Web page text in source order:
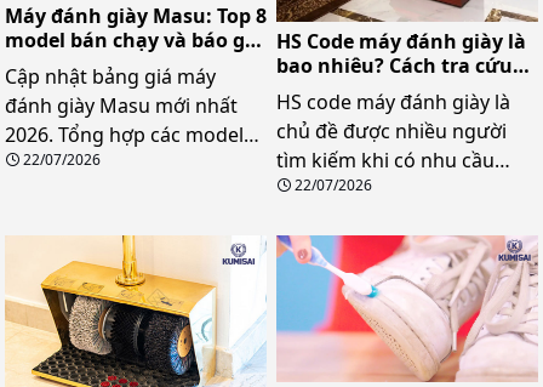
Máy đánh giày Masu: Top 8
model bán chạy và báo giá
mới nhất
Cập nhật bảng giá máy
đánh giày Masu mới nhất
2026. Tổng hợp các model
bán chạy như 901, 904, 909...
22/07/2026
HS Code máy đánh giày là
bao nhiêu? Cách tra cứu
và thủ tục nhập khẩu
HS code máy đánh giày là
chủ đề được nhiều người
tìm kiếm khi có nhu cầu
nhập khẩu hoặc kinh doanh
đang quan tâm đến mã HS
của mặt hàng này, hãy tham
khảo những thông tin được
tổng hợp dưới đây.
22/07/2026